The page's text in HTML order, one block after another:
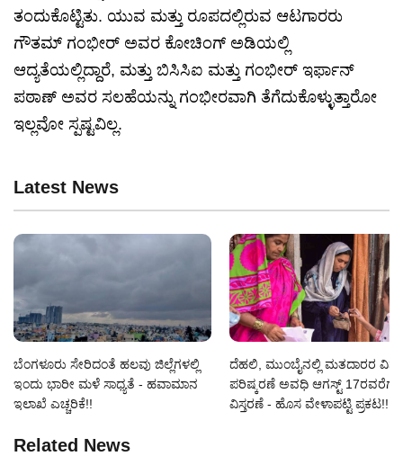
ತಂದುಕೊಟ್ಟಿತು. ಯುವ ಮತ್ತು ರೂಪದಲ್ಲಿರುವ ಆಟಗಾರರು
ಗೌತಮ್ ಗಂಭೀರ್ ಅವರ ಕೋಚಿಂಗ್ ಅಡಿಯಲ್ಲಿ
ಆದ್ಯತೆಯಲ್ಲಿದ್ದಾರೆ, ಮತ್ತು ಬಿಸಿಸಿಐ ಮತ್ತು ಗಂಭೀರ್ ಇರ್ಫಾನ್
ಪಠಾಣ್ ಅವರ ಸಲಹೆಯನ್ನು ಗಂಭೀರವಾಗಿ ತೆಗೆದುಕೊಳ್ಳುತ್ತಾರೋ
ಇಲ್ಲವೋ ಸ್ಪಷ್ಟವಿಲ್ಲ.
Latest News
ಬೆಂಗಳೂರು ಸೇರಿದಂತೆ ಹಲವು ಜಿಲ್ಲೆಗಳಲ್ಲಿ
ಇಂದು ಭಾರೀ ಮಳೆ ಸಾಧ್ಯತೆ - ಹವಾಮಾನ
ಇಲಾಖೆ ಎಚ್ಚರಿಕೆ!!
ದೆಹಲಿ, ಮುಂಬೈನಲ್ಲಿ ಮತದಾರರ
ಪರಿಷ್ಕರಣೆ ಅವಧಿ ಆಗಸ್ಟ್ 17ರವರೆಗೆ
ವಿಸ್ತರಣೆ - ಹೊಸ ವೇಳಾಪಟ್ಟಿ ಪ್ರಕಟ!!
Related News